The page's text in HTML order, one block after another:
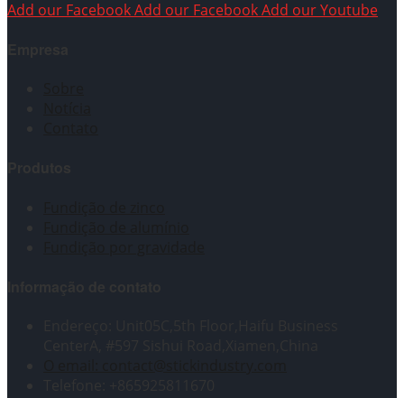
Add our FacebookAdd our FacebookAdd our Youtube